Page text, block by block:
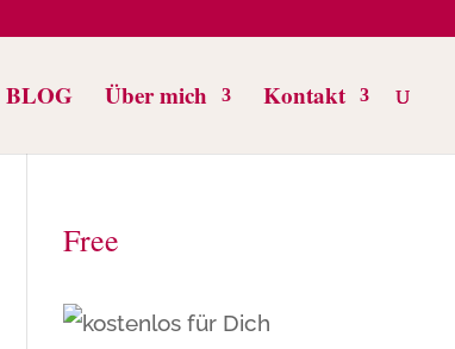
BLOG Über mich Kontakt
Free